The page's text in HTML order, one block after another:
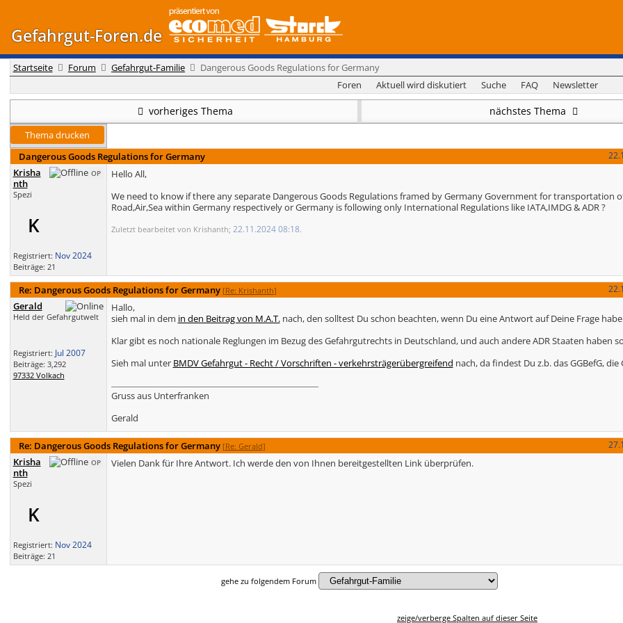
Gefahrgut-Foren.de
Startseite Forum Gefahrgut-Familie
Dangerous Goods Regulations for Germany
Foren
Aktuell wird diskutiert Suche FAQ Newsletter
vorheriges Thema nächstes Thema
Thema drucken
Dangerous Goods Regulations for Germany
OP
Krisha
nth
Spezi
K
Registriert: Nov 2024
Beiträge: 21
Hello All,
We need to know if there any separate Dangerous Goods Regulations framed by Germany Government for transportation
Road,Air,Sea within Germany respectively or Germany is following only International Regulations like IATA,IMDG & ADR ?
Zuletzt bearbeitet von Krishanth; 22.11.2024 08:18.
Re: Dangerous Goods Regulations for Germany [Re: Krishanth]
Gerald
Held der Gefahrgutwelt
Registriert: Jul 2007
Beiträge: 3,292
97332 Volkach
Hallo,
sieh mal in dem in den Beitrag von M.A.T.nach, den solltest Du schon beachten, wenn Du eine Antwort auf Deine Frage
Klar gibt es noch nationale Reglungen im Bezug des Gefahrgutrechts in Deutschland, und auch andere ADR Staaten haben
Sieh mal unter BMDV Gefahrgut - Recht /Vorschriften - verkehrsträgerübergreifend nach, da findest Du z.b. das GGBefG, die
Gruss aus Unterfranken
Gerald
Re: Dangerous Goods Regulations for Germany [Re: Gerald]
OP
Krisha
nth
Spezi
K
Registriert: Nov 2024
Beiträge: 21
Vielen Dank für Ihre Antwort. Ich werde den von Ihnen bereitgestellten Link überprüfen.
gehe zu folgendem Forum
zeige/verberge Spalten auf dieser Seite